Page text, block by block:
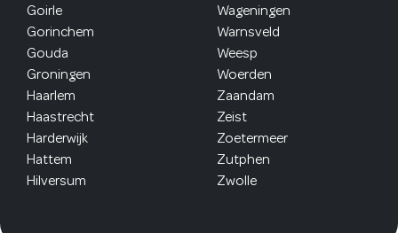
Goirle
Gorinchem
Gouda
Groningen
Haarlem
Haastrecht
Harderwijk
Hattem
Hilversum
Wageningen
Warnsveld
Weesp
Woerden
Zaandam
Zeist
Zoetermeer
Zutphen
Zwolle